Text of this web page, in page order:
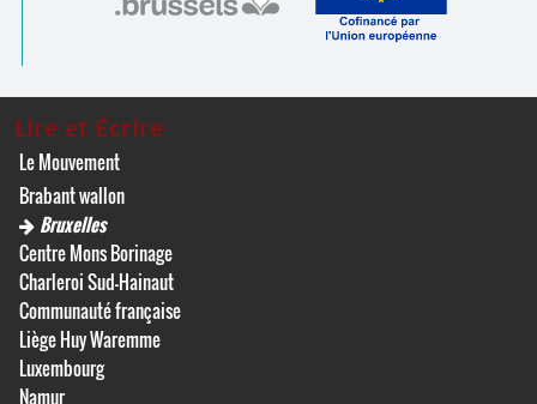
Lire et Écrire
Le Mouvement
Brabant wallon
Bruxelles
Centre Mons Borinage
Charleroi Sud-Hainaut
Communauté française
Liège Huy Waremme
Luxembourg
Namur